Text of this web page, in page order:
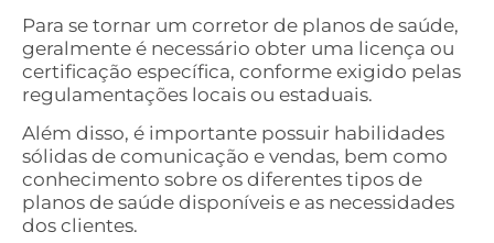
Para se tornar um corretor de planos de saúde,
geralmente é necessário obter uma licença ou
certificação específica, conforme exigido pelas
regulamentações locais ou estaduais.
Além disso, é importante possuir habilidades
sólidas de comunicação e vendas, bem como
conhecimento sobre os diferentes tipos de
planos de saúde disponíveis e as necessidades
dos clientes.